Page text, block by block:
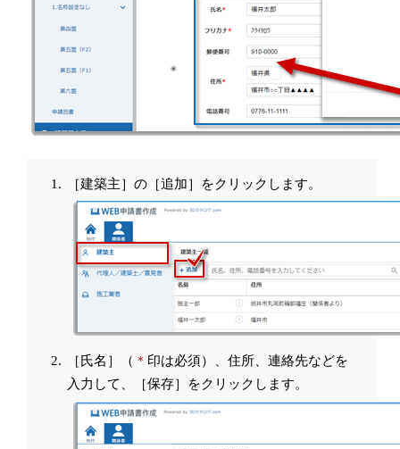
［建築主］の［追加］をクリックします。
［氏名］（ ＊ 印は必須）、住所、連絡先などを
入力して、［保存］をクリックします。